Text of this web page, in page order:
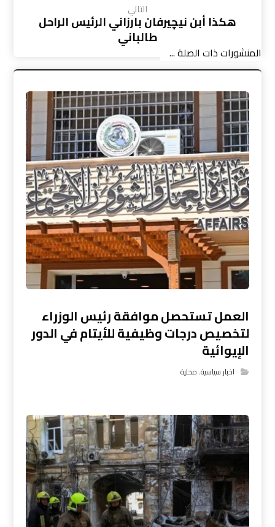
التالي
هكذا أبن نيچيرفان بارزاني الرئيس الراحل
طالباني
المنشورات ذات الصلة ...
العمل تستحصل موافقة رئيس الوزراء
لتخصيص درجات وظيفية للأيتام في الدور
الإيوائية
اخبار سياسية,محلية